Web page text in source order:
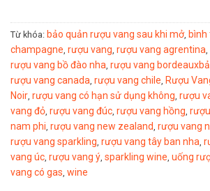
Từ khóa: bảo quản rượu vang sau khi mở,
champagne, rượu vang, rượu vang agrentina,
rượu vang bồ đào nha, rượu vang
rượu vang canada, rượu vang chile, Rượu
Noir, rượu vang có hạn sử dụng không, rượu
vang đỏ, rượu vang đúc, rượu vang hồng,
nam phi, rượu vang new zealand, rượu vang
rượu vang sparkling, rượu vang tây ban nha,
vang úc, rượu vang ý, sparkling wine, uống
vang có gas, wine